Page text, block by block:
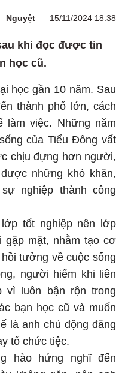
Nguyệt 15/11/2024 18:38
khi đọc được tin
học cũ.
học gần 10 năm. Sau
thành phố lớn, cách
làm việc. Những năm
của Tiểu Đông vất
chịu đựng hơn người,
những khó khăn,
nghiệp thành công
tốt nghiệp nên lớp
gặp mặt, nhằm tạo cơ
tưởng về cuộc sống
người hiếm khi liên
vì luôn bận rộn trong
bạn học cũ và muốn
là anh chủ động đăng
tổ chức tiệc.
hào hứng nghĩ đến